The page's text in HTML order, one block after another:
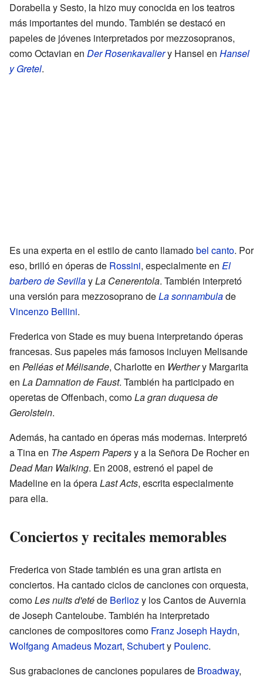
Dorabella y Sesto, la hizo muy conocida en los teatros
más importantes del mundo. También se destacó en
papeles de jóvenes interpretados por mezzosopranos,
como Octavian en Der Rosenkavaliery Hansel en Hansel
y Gretel.
Es una experta en el estilo de canto llamadobel canto. Por
eso, brilló en óperas de Rossini, especialmente en El
barbero de SevillayLa Cenerentola. También interpretó
una versión para mezzosoprano deLa sonnambulade
Vincenzo Bellini.
Frederica von Stade es muy buena interpretando óperas
francesas. Sus papeles más famosos incluyen Melisande
en Pelléas et Mélisande, Charlotte en Werthery Margarita
en La Damnation de Faust. También ha participado en
operetas de Offenbach, comoLa gran duquesa de
Gerolstein.
Además, ha cantado en óperas más modernas. Interpretó
a Tina en The Aspern Papersy a la Señora De Rocher en
Dead Man Walking. En 2008, estrenó el papel de
Madeline en la óperaLast Acts, escrita especialmente
para ella.
Conciertos y recitales memorables
Frederica von Stade también es una gran artista en
conciertos. Ha cantado ciclos de canciones con orquesta,
comoLes nuits d'etéde Berliozy los Cantos de Auvernia
de Joseph Canteloube. También ha interpretado
canciones de compositores como Franz Joseph Haydn,
Wolfgang Amadeus Mozart, Schuberty Poulenc.
Sus grabaciones de canciones populares de Broadway,